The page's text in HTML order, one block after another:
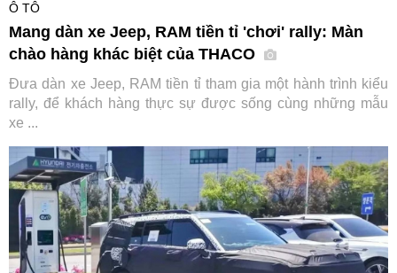
Ô TÔ
Mang dàn xe Jeep, RAM tiền tỉ 'chơi' rally: Màn
chào hàng khác biệt của THACO
Đưa dàn xe Jeep, RAM tiền tỉ tham gia một hành trình kiểu
rally, để khách hàng thực sự được sống cùng những mẫu
xe ...